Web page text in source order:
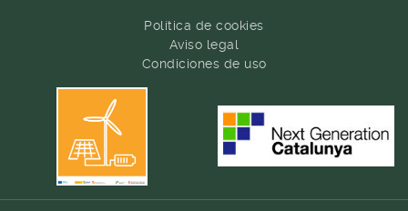
Política de cookies
Aviso legal
Condiciones de uso